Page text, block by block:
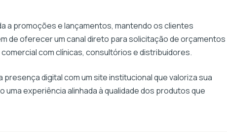
a promoções e lançamentos, mantendo os clientes
de oferecer um canal direto para solicitação de orçamentos
com clínicas, consultórios e distribuidores.
digital com um site institucional que valoriza sua
experiência alinhada à qualidade dos produtos que